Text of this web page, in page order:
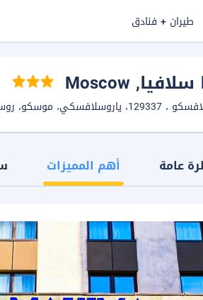
طيران + فنادق
, Moscow
عامة أهم المميزات